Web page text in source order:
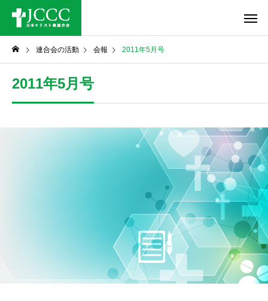
連合会の活動 会報 2011年5月号
2011年5月号